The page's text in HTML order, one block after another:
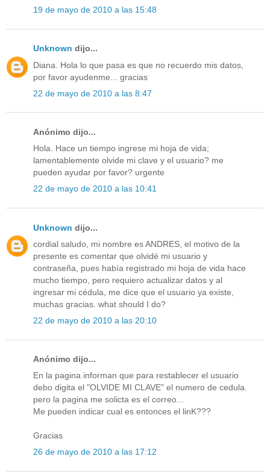
19 de mayo de 2010 a las 15:48
Unknown dijo...
Diana. Hola lo que pasa es que no recuerdo mis datos,
por favor ayudenme... gracias
22 de mayo de 2010 a las 8:47
Anónimo dijo...
Hola. Hace un tiempo ingrese mi hoja de vida;
lamentablemente olvide mi clave y el usuario? me
pueden ayudar por favor? urgente
22 de mayo de 2010 a las 10:41
Unknown dijo...
cordial saludo, mi nombre es ANDRES, el motivo de la
presente es comentar que olvidé mi usuario y
contraseña, pues había registrado mi hoja de vida hace
mucho tiempo, pero requiero actualizar datos y al
ingresar mi cédula, me dice que el usuario ya existe,
muchas gracias. what should I do?
22 de mayo de 2010 a las 20:10
Anónimo dijo...
En la pagina informan que para restablecer el usuario
debo digita el "OLVIDE MI CLAVE" el numero de cedula.
pero la pagina me solicta es el correo...
Me pueden indicar cual es entonces el linK???
Gracias
26 de mayo de 2010 a las 17:12